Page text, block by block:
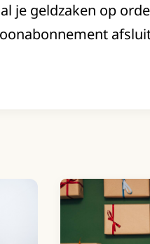
je geldzaken op